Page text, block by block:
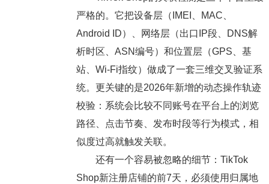
严格的。它把设备层（IMEI、MAC、
Android ID）、网络层（出口IP段、DNS解
析时区、ASN编号）和位置层（GPS、基
站、Wi-Fi指纹）做成了一套三维交叉验证系
统。更关键的是2026年新增的动态操作轨迹
校验：系统会比较不同账号在平台上的浏览
路径、点击节奏、发布时段等行为模式，相
似度过高就触发关联。
还有一个容易被忽略的细节：TikTok
Shop新注册店铺的前7天，必须使用归属地